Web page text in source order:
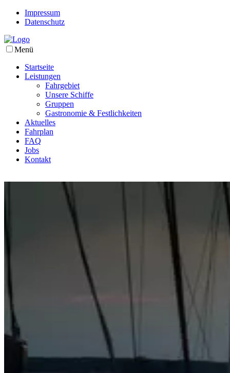
Impressum
Datenschutz
Menü
Startseite
Leistungen
Fahrgebiet
Unsere Schiffe
Gruppen
Gastronomie & Festlichkeiten
Aktuelles
Fahrplan
FAQ
Jobs
Kontakt